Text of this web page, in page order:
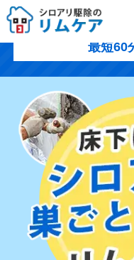
裾野市のシロアリ
最短60